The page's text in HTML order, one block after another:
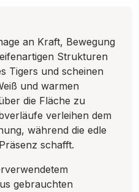
an Kraft, Bewegung
Strukturen
Tigers und scheinen
und warmen
die Fläche zu
verleihen dem
während die edle
schafft.
gebrauchten